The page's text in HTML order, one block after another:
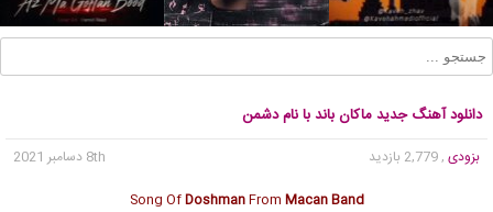
دانلود آهنگ جدید ماکان باند با نام دشمن
بزودی , 2,779 بازدید
8th دسامبر 2021
Song OfDoshmanFrom Macan Band